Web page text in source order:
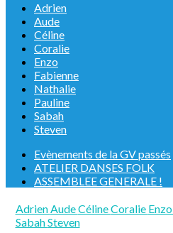
Adrien
Aude
Céline
Coralie
Enzo
Fabienne
Nathalie
Pauline
Sabah
Steven
Evènements de la GV passés
ATELIER DANSES FOLK
ASSEMBLEE GENERALE !
AdrienAudeCélineCoralie Enzo
SabahSteven